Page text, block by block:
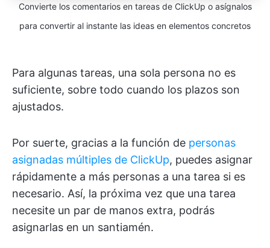
Convierte los comentarios en tareas de ClickUp o asígnalos
para convertir al instante las ideas en elementos concretos
Para algunas tareas, una sola persona no es
suficiente, sobre todo cuando los plazos son
ajustados.
Por suerte, gracias a la función de personas
asignadas múltiples de ClickUp, puedes asignar
rápidamente a más personas a una tarea si es
necesario. Así, la próxima vez que una tarea
necesite un par de manos extra, podrás
asignarlas en un santiamén.